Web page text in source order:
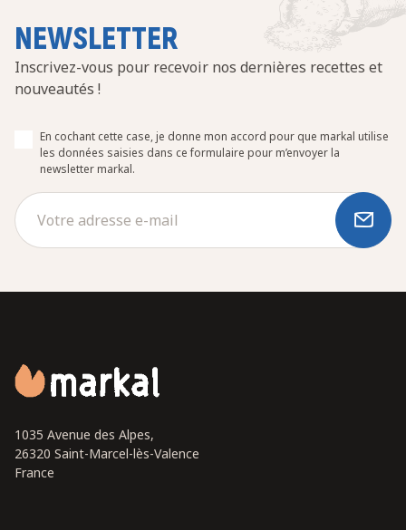
NEWSLETTER
Inscrivez-vous pour recevoir nos dernières recettes et
nouveautés !
En cochant cette case, je donne mon accord pour que markal utilise
les données saisies dans ce formulaire pour m’envoyer la
newsletter markal.
1035 Avenue des Alpes,
26320 Saint-Marcel-lès-Valence
France